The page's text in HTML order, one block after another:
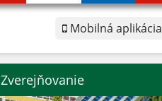
Mobilná aplikácia
Zverejňovanie